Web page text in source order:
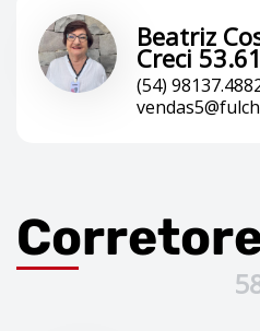
Beatriz
Creci
(54)